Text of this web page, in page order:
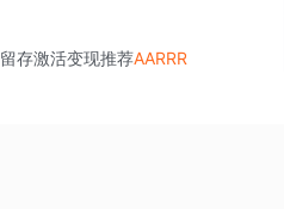
留存激活变现推荐AARRR